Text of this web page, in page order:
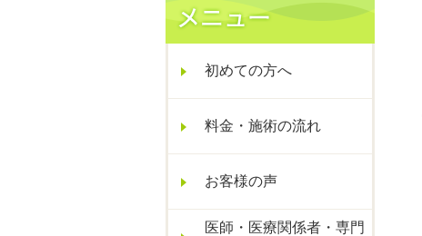
初めての方へ
料金・施術の流れ
お客様の声
医師・医療関係者・専門